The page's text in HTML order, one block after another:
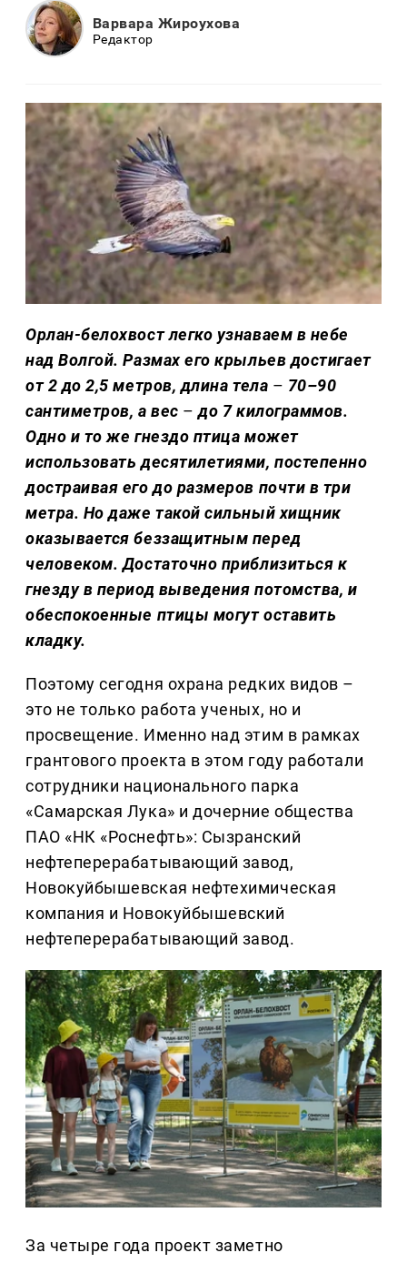
Варвара Жироухова
Редактор
Орлан-белохвост легко узнаваем в небе
над Волгой. Размах его крыльев достигает
от 2 до 2,5 метров, длина тела – 70–90
сантиметров, а вес – до 7 килограммов.
Одно и то же гнездо птица может
использовать десятилетиями, постепенно
достраивая его до размеров почти в три
метра. Но даже такой сильный хищник
оказывается беззащитным перед
человеком. Достаточно приблизиться к
гнезду в период выведения потомства, и
обеспокоенные птицы могут оставить
кладку.
Поэтому сегодня охрана редких видов –
это не только работа ученых, но и
просвещение. Именно над этим в рамках
грантового проекта в этом году работали
сотрудники национального парка
«Самарская Лука» и дочерние общества
ПАО «НК «Роснефть»: Сызранский
нефтеперерабатывающий завод,
Новокуйбышевская нефтехимическая
компания и Новокуйбышевский
нефтеперерабатывающий завод.
За четыре года проект заметно